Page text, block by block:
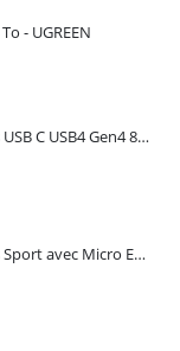
- UGREEN
Câble 240W Câble USB-C vers USB C USB4 Gen4 80Gbps pour Thunderbolt 5/4/3, Premium 18K double écran triple 4K PD3.1 - UGREEN
Écouteurs Bluetooth ouverts Sport avec Micro ENC IPX5 – HiTune S3 UGREEN 45785